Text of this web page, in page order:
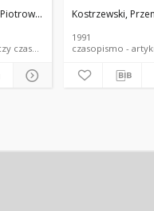
Piotrowski, Jerzy K.
dokument piśmienniczy czasopismo - artykuł
toluene
Kostrzewski,
1991